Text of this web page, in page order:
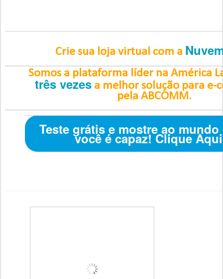
Crie sua loja virtual com a
Somos a plataforma líder na América
três vezes a melhor solução para e-
pela ABCOMM.
Teste grátis e mostre ao
você é capaz! Clique